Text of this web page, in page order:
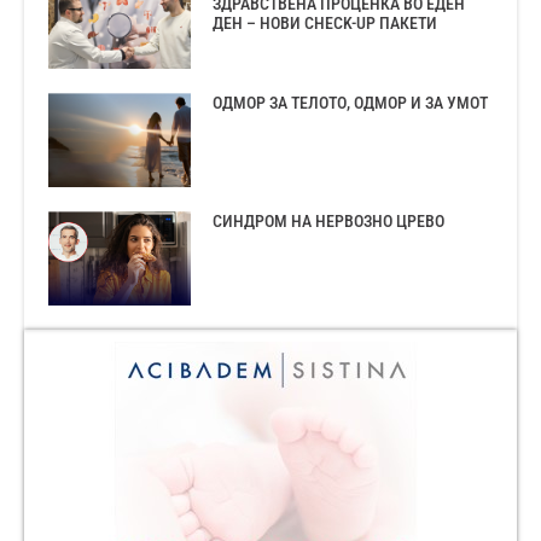
ЗДРАВСТВЕНА ПРОЦЕНКА ВО ЕДЕН
ДЕН – НОВИ CHECK-UP ПАКЕТИ
ОДМОР ЗА ТЕЛОТО, ОДМОР И ЗА УМОТ
СИНДРОМ НА НЕРВОЗНО ЦРЕВО